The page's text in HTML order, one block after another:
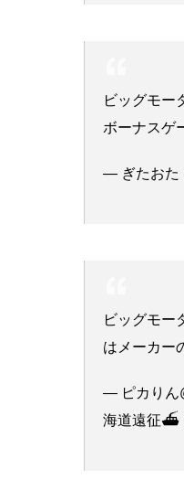
ビッグモー
ボーナスゲ
— ぎたおた
ビッグモー
はメーカー
— ピカりん
海道遠征⛴